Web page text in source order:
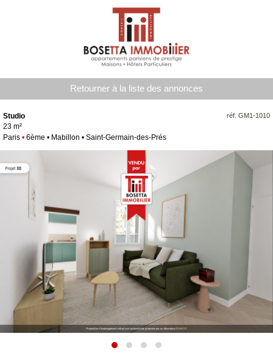
Retourner à la liste des annonces
réf. GM1-1010
Studio
23 m²
Paris • 6ème • Mabillon • Saint-Germain-des-Prés